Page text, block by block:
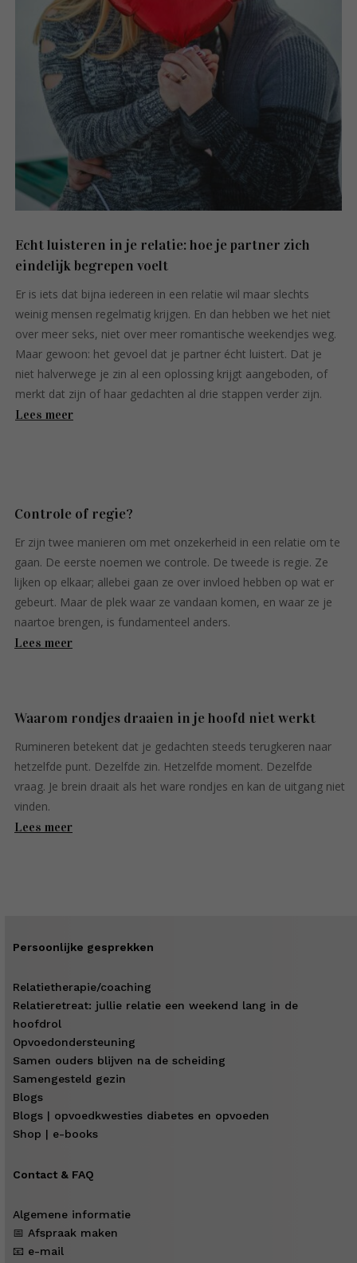
Echt luisteren in je relatie: hoe je partner zich
eindelijk begrepen voelt
Er is iets dat bijna iedereen in een relatie wil maar slechts
weinig mensen regelmatig krijgen. En dan hebben we het niet
over meer seks, niet over meer romantische weekendjes weg.
Maar gewoon: het gevoel dat je partner écht luistert. Dat je
niet halverwege je zin al een oplossing krijgt aangeboden, of
merkt dat zijn of haar gedachten al drie stappen verder zijn.
Lees meer
Controle of regie?
Er zijn twee manieren om met onzekerheid in een relatie om te
gaan. De eerste noemen we controle. De tweede is regie. Ze
lijken op elkaar; allebei gaan ze over invloed hebben op wat er
gebeurt. Maar de plek waar ze vandaan komen, en waar ze je
naartoe brengen, is fundamenteel anders.
Lees meer
Waarom rondjes draaien in je hoofd niet werkt
Rumineren betekent dat je gedachten steeds terugkeren naar
hetzelfde punt. Dezelfde zin. Hetzelfde moment. Dezelfde
vraag. Je brein draait als het ware rondjes en kan de uitgang niet
vinden.
Lees meer
Persoonlijke gesprekken
Relatietherapie/coaching
Relatieretreat: jullie relatie een weekend lang in de
hoofdrol
Opvoedondersteuning
Samen ouders blijven na de scheiding
Samengesteld gezin
Blogs
Blogs | opvoedkwesties diabetes en opvoeden
Shop | e-books
Contact & FAQ
Algemene informatie
📅 Afspraak maken
📧 e-mail